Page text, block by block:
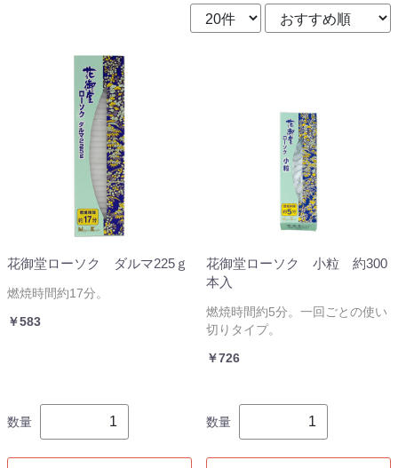
花御堂ローソク ダルマ225ｇ
燃焼時間約17分。
￥583
数量
花御堂ローソク 小粒 約300
本入
燃焼時間約5分。一回ごとの使い
切りタイプ。
￥726
数量